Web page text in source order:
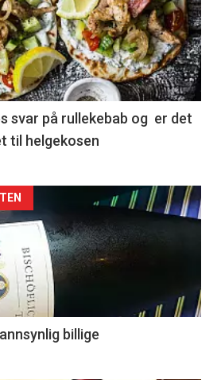
svar på rullekebab og er det
til helgekosen
billige